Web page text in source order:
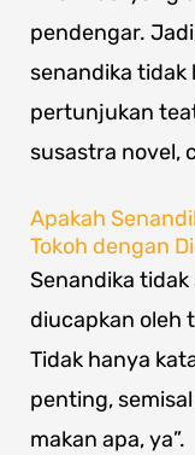
pendengar.
senandika tidak
pertunjukan
susastra novel,
Apakah
Tokoh dengan
Senandika
diucapkan oleh
Tidak hanya
penting,
makan apa, ya”.